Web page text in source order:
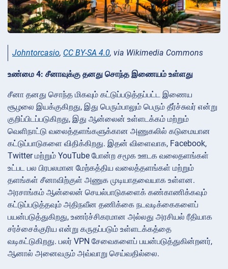
Johntorcasio, CC BY-SA 4.0, via Wikimedia Commons
உண்மை 4: சீனாவுக்கு தனது சொந்த இணையம் உள்ளது
சீனா தனது சொந்த மிகவும் கட்டுப்படுத்தப்பட்ட இணைய
சூழலை இயக்குகிறது, இது பெரும்பாலும் பெரும் தீர்ச்சுவர் என்று
குறிப்பிடப்படுகிறது, இது ஆன்லைன் உள்ளடக்கம் மற்றும்
வெளிநாட்டு வலைத்தளங்களுக்கான அணுகலில் கடுமையான
கட்டுப்பாடுகளை விதிக்கிறது. இதன் விளைவாக, Facebook,
Twitter மற்றும் YouTube போன்ற சமூக ஊடக வலைதளங்கள்
உட்பட பல பிரபலமான மேற்கத்திய வலைத்தளங்கள் மற்றும்
தளங்கள் சீனாவிற்குள் அணுக முடியாதவையாக உள்ளன.
அரசாங்கம் ஆன்லைன் செயல்பாடுகளைக் கண்காணிக்கவும்
கட்டுப்படுத்தவும் அதிநவீன தணிக்கை நடவடிக்கைகளைப்
பயன்படுத்துகிறது, உணர்ச்சிகரமான அல்லது அரசியல் ரீதியாக
சர்ச்சைக்குரிய என்று கருதப்படும் உள்ளடக்கத்தை
வடிகட்டுகிறது. பலர் VPN சேவைகளைப் பயன்படுத்துகின்றனர்,
ஆனால் அனைவரும் அவ்வாறு செய்வதில்லை.